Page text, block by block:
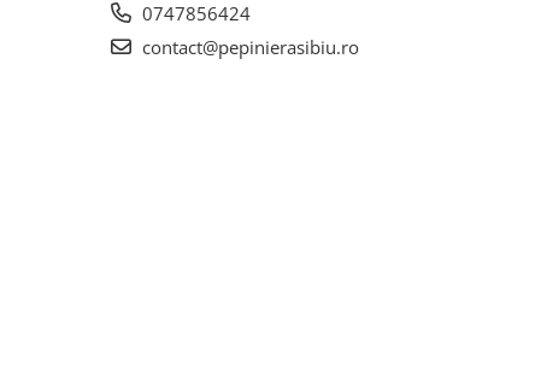
0747856424
contact@pepinierasibiu.ro